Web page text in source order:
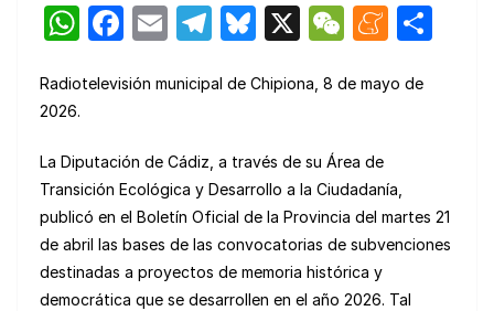
W
at
A
p
p
F
c
b
o
o
k
E
ail
T
e
a
m
Bl
e
k
y
X
W
C
at
M
n
m
e
tir
Radiotelevisión municipal de Chipiona, 8 de mayo de
2026.
La Diputación de Cádiz, a través de su Área de
Transición Ecológica y Desarrollo a la Ciudadanía,
publicó en el Boletín Oficial de la Provincia del martes 21
de abril las bases de las convocatorias de subvenciones
destinadas a proyectos de memoria histórica y
democrática que se desarrollen en el año 2026. Tal